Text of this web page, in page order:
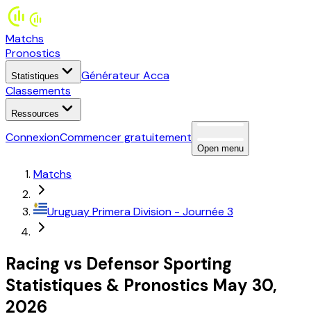
Matchs
Pronostics
Statistiques
Générateur Acca
Classements
Ressources
ConnexionCommencer gratuitement
Open menu
Matchs
UruguayPrimera Division - Journée 3
Racing vs Defensor Sporting
Statistiques & Pronostics May 30,
2026